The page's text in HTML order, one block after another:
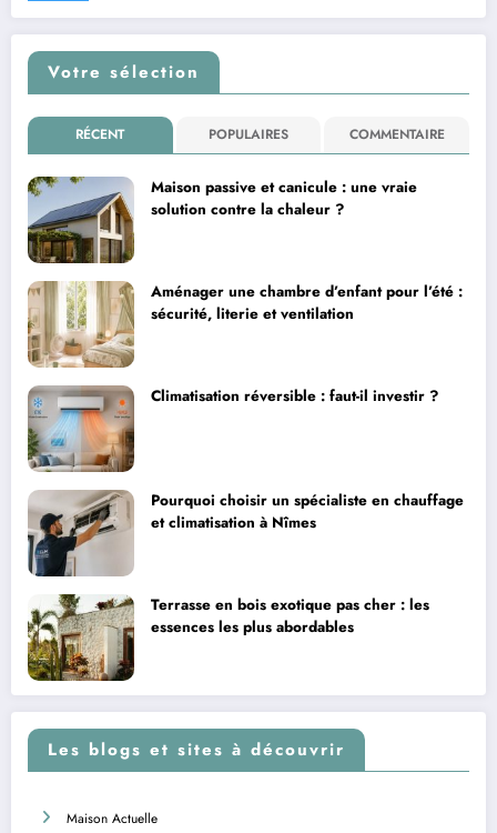
Votre sélection
RÉCENT POPULAIRES COMMENTAIRE
Maison passive et canicule : une vraie
solution contre la chaleur ?
Aménager une chambre d’enfant pour l’été :
sécurité, literie et ventilation
Climatisation réversible : faut-il investir ?
Pourquoi choisir un spécialiste en chauffage
et climatisation à Nîmes
Terrasse en bois exotique pas cher : les
essences les plus abordables
Les blogs et sites à découvrir
Maison Actuelle